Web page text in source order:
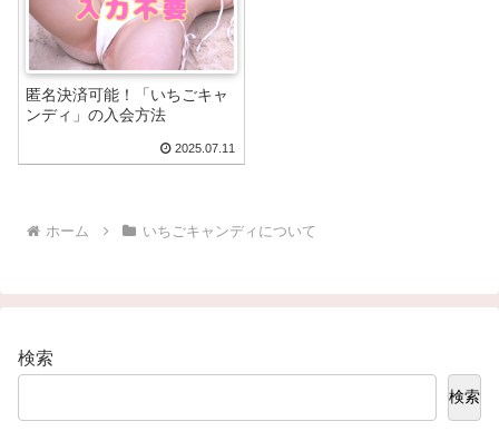
匿名決済可能！「いちごキャ
ンディ」の入会方法
2025.07.11
ホーム いちごキャンディについて
検索
検索